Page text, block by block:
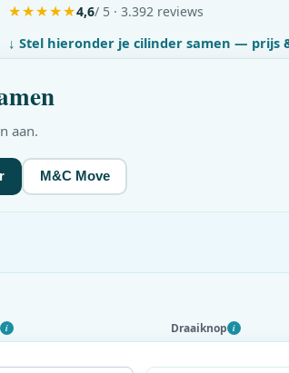
★★★★★4,6/ 5 · 3.392 reviews
↓ Stel hieronder je cilinder samen — prijs
aan.
M&C Move
i Draaiknop i